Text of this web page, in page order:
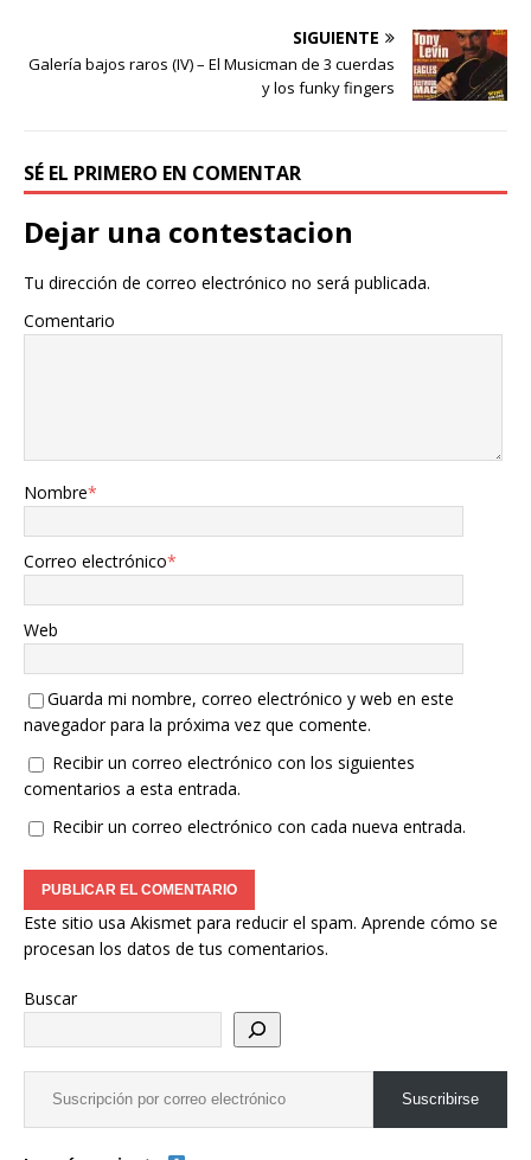
SIGUIENTE
Galería bajos raros (IV) – El Musicman de 3 cuerdas
y los funky fingers
SÉ EL PRIMERO EN COMENTAR
Dejar una contestacion
Tu dirección de correo electrónico no será publicada.
Comentario
Nombre*
Correo electrónico*
Web
Guarda mi nombre, correo electrónico y web en este
navegador para la próxima vez que comente.
Recibir un correo electrónico con los siguientes
comentarios a esta entrada.
Recibir un correo electrónico con cada nueva entrada.
Este sitio usa Akismet para reducir el spam. Aprende cómo se
procesan los datos de tus comentarios.
Buscar
Suscribirse